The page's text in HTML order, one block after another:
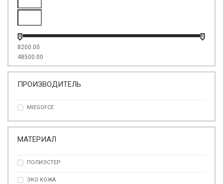
8200.00
48500.00
ПРОИЗВОДИТЕЛЬ
MIEGOFCE
МАТЕРИАЛ
ПОЛИЭСТЕР
ЭКО КОЖА